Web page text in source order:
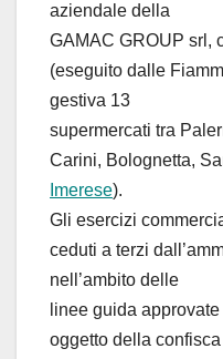
aziendale della
GAMAC GROUP srl,
(eseguito dalle
gestiva 13
supermercati tra
Carini, Bolognetta,
Imerese).
Gli esercizi
ceduti a terzi
nell’ambito delle
linee guida
oggetto della